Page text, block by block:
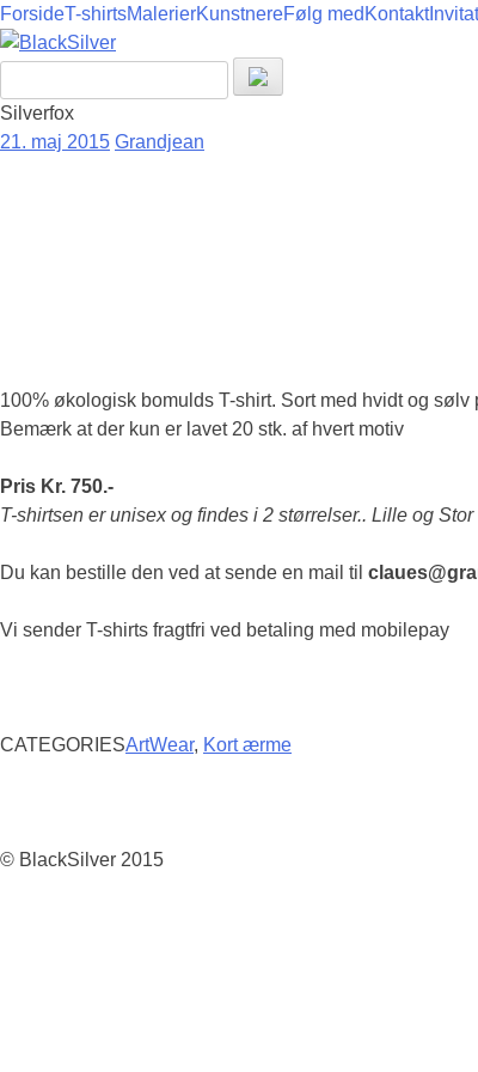
ForsideT-shirtsMalerierKunstnereFølg med Kontakt
Skip
to
Silverfox
21. maj 2015 Grandjean
100% økologisk bomulds T-shirt. Sort med hvidt og sølv
Bemærk at der kun er lavet 20 stk. af hvert motiv
Pris Kr. 750.-
T-shirtsen er unisex og findes i 2 størrelser.. Lille og Stor
Du kan bestille den ved at sende en mail til
Vi sender T-shirts fragtfri ved betaling med mobilepay
CATEGORIESArtWear, Kort ærme
© BlackSilver 2015